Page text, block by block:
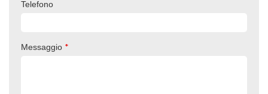
Telefono
Messaggio *